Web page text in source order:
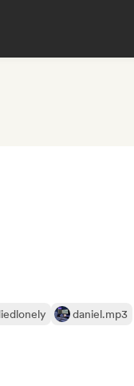
daniel.mp3